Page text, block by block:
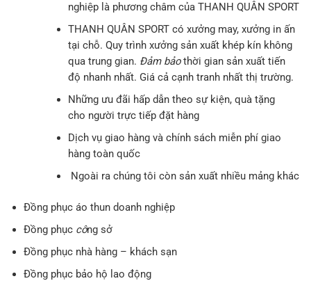
nghiệp là phương châm của THANH QUÂN SPORT
THANH QUÂN SPORT có xưởng may, xưởng in ấn
tại chỗ. Quy trình xưởng sản xuất khép kín không
qua trung gian. Đảm bảothời gian sản xuất tiến
độ nhanh nhất. Giá cả cạnh tranh nhất thị trường.
Những ưu đãi hấp dẫn theo sự kiện, quà tặng
cho người trực tiếp đặt hàng
Dịch vụ giao hàng và chính sách miễn phí giao
hàng toàn quốc
Ngoài ra chúng tôi còn sản xuất nhiều mảng khác
Đồng phục áo thun doanh nghiệp
Đồng phục công sở
Đồng phục nhà hàng – khách sạn
Đồng phục bảo hộ lao động